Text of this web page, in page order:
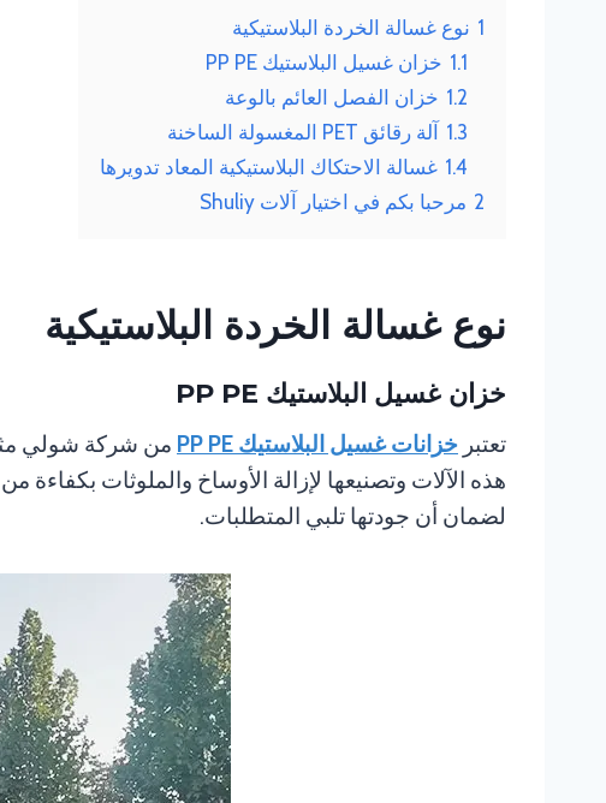
1 نوع غسالة الخردة البلاستيكية
1.1 خزان غسيل البلاستيك PP PE
1.2 خزان الفصل العائم بالوعة
1.3 آلة رقائق PET المغسولة الساخنة
1.4 غسالة الاحتكاك البلاستيكية المعاد تدويرها
2 مرحبا بكم في اختيار آلات Shuliy
نوع غسالة الخردة البلاستيكية
خزان غسيل البلاستيك PP PE
تعتبر خزانات غسيل البلاستيك PP PE
هذه الآلات وتصنيعها لإزالة الأوساخ والملوثات
لضمان أن جودتها تلبي المتطلبات.